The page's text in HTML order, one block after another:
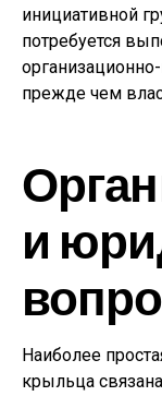
инициативной
потребуется
прежде чем
и
Наиболее
крыльца